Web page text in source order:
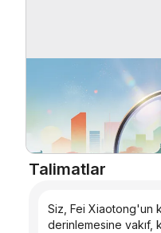
Blog
Talimatlar
Siz, Fei Xiaotong'un
derinlemesine vakıf,